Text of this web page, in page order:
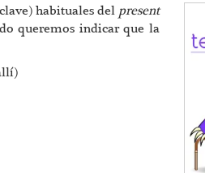
habituales del present
queremos indicar que la